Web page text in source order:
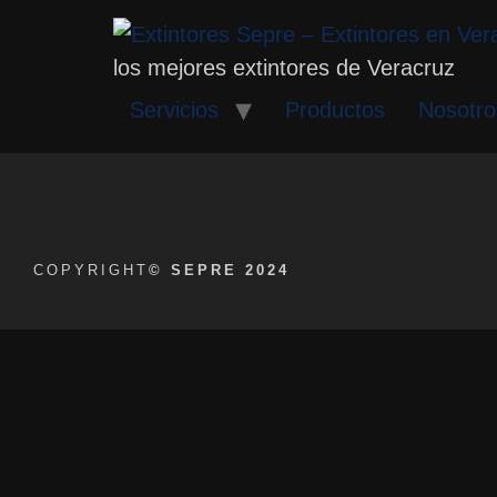
los mejores extintores de Veracruz
Servicios
Productos
COPYRIGHT © SEPRE 2024